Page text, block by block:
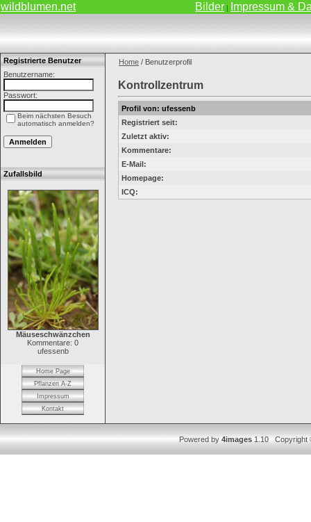
wildblumen.net Bilder | Impressum &
Registrierte Benutzer
Benutzername:
Passwort:
Beim nächsten Besuch
automatisch anmelden?
Zufallsbild
Mäuseschwänzchen
Kommentare: 0
ufessenb
Home Page
Pflanzen A-Z
Impressum
Kontakt
Home / Benutzerprofil
Kontrollzentrum
Profil von: ufessenb
Registriert seit:
Zuletzt aktiv:
Kommentare:
E-Mail:
Homepage:
ICQ:
Powered by4images1.10 Copyright